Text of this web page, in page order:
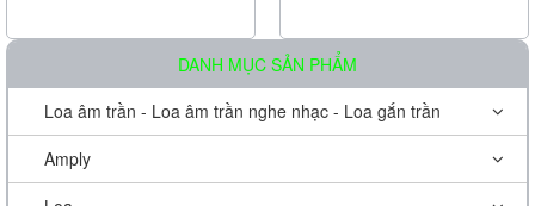
DANH MỤC SẢN PHẨM
Loa âm trần - Loa âm trần nghe nhạc - Loa gắn trần
Amply